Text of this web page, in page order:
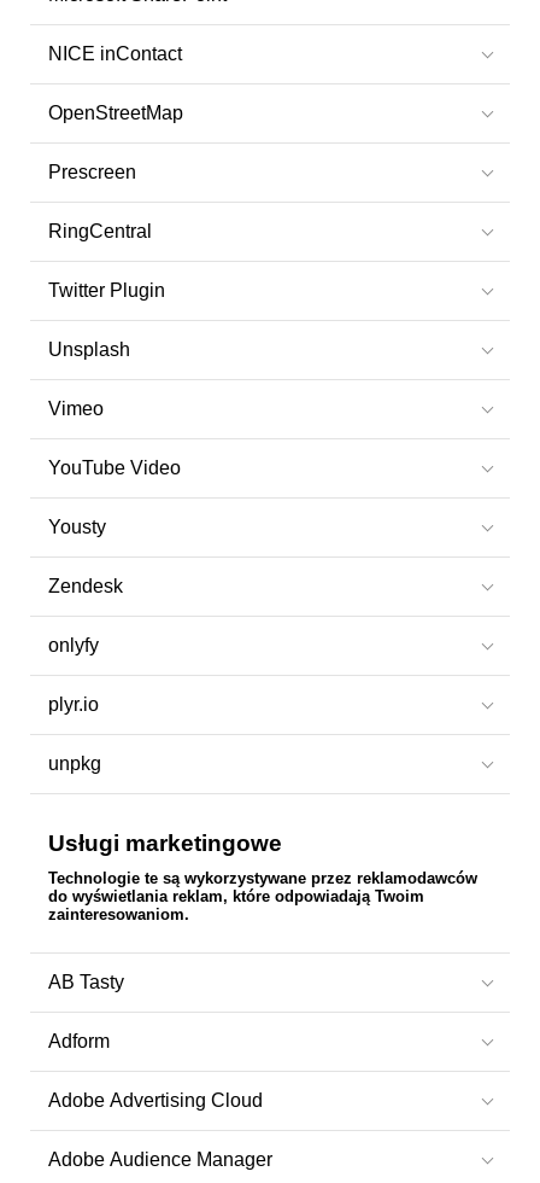
NICE inContact
OpenStreetMap
Prescreen
RingCentral
Twitter Plugin
Unsplash
Vimeo
YouTube Video
Yousty
Zendesk
onlyfy
plyr.io
unpkg
Usługi marketingowe
Technologie te są wykorzystywane przez reklamodawców
do wyświetlania reklam, które odpowiadają Twoim
zainteresowaniom.
AB Tasty
Adform
Adobe Advertising Cloud
Adobe Audience Manager